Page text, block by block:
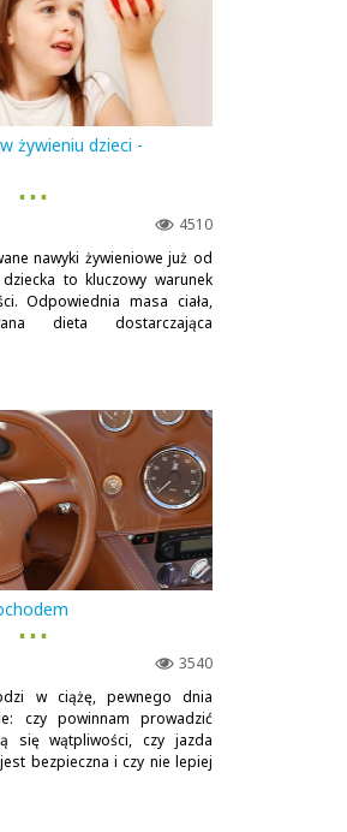
żywieniu dzieci -
▪ ▪ ▪
4510
nawyki żywieniowe już od
to kluczowy warunek
Odpowiednia masa ciała,
dieta dostarczająca
▪ ▪ ▪
3540
w ciążę, pewnego dnia
czy powinnam prowadzić
się wątpliwości, czy jazda
bezpieczna i czy nie lepiej